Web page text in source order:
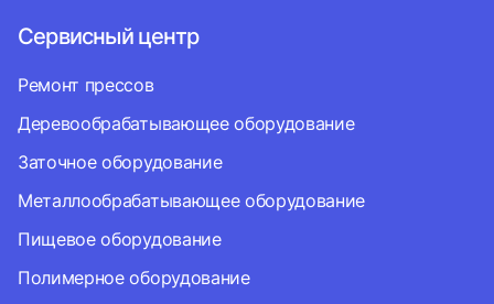
Сервисный центр
Ремонт прессов
Деревообрабатывающее оборудование
Заточное оборудование
Металлообрабатывающее оборудование
Пищевое оборудование
Полимерное оборудование